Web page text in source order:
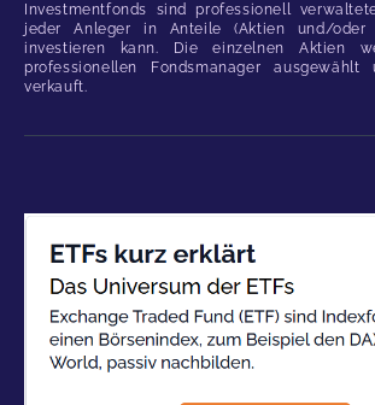
Investmentfonds sind professionell
jeder Anleger in Anteile (Aktien und/oder
investieren kann. Die einzelnen Aktien
professionellen Fondsmanager
verkauft.